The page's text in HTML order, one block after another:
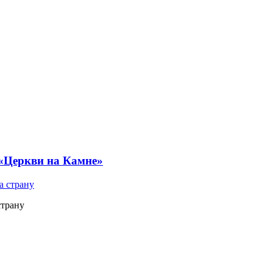
на Камне»